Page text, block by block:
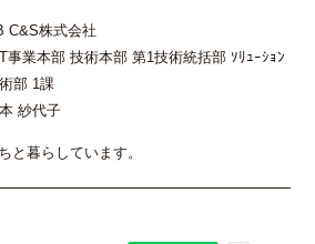
C&S株式会社
事業本部 技術本部 第1技術統括部 ｿﾘｭｰｼｮﾝ
部 1課
紗代子
と暮らしています。